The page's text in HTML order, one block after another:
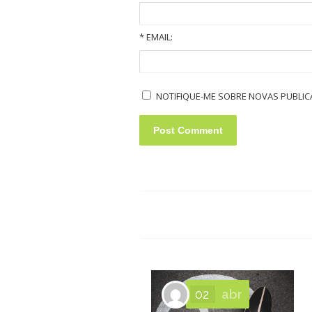
*EMAIL:
NOTIFIQUE-ME SOBRE NOVAS
02 abr